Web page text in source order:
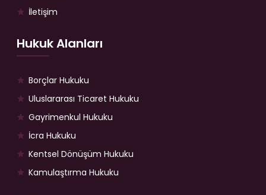
İletişim
Hukuk Alanları
Borçlar Hukuku
Uluslararası Ticaret Hukuku
Gayrimenkul Hukuku
İcra Hukuku
Kentsel Dönüşüm Hukuku
Kamulaştırma Hukuku